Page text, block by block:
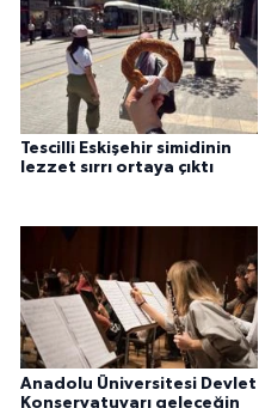
Tescilli Eskişehir simidinin
lezzet sırrı ortaya çıktı
Anadolu Üniversitesi Devlet
Konservatuvarı geleceğin